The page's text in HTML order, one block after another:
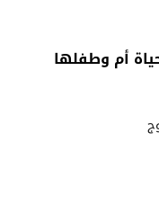
أم وطفلها